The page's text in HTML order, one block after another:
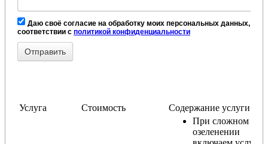
Даю своё согласие на обработку моих персональных данных, в
соответствии с политикой конфиденциальности
Услуга Стоимость Содержание услуги
При сложном
озеленении